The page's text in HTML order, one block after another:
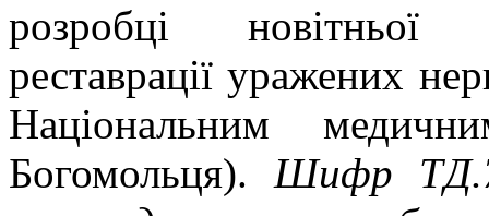
розробці новітньої
реставрації уражених
Національним
Богомольця). Шифр